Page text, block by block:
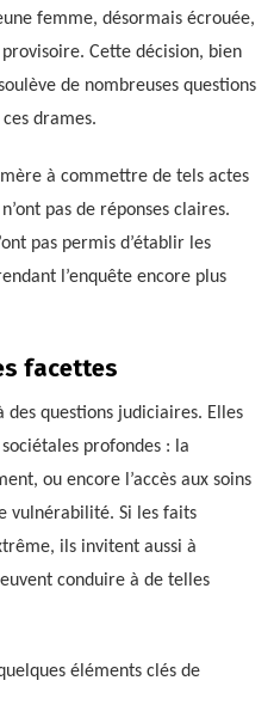
femme, désormais écrouée,
Cette décision, bien
de nombreuses questions
drames.
à commettre de tels actes
pas de réponses claires.
pas permis d’établir les
l’enquête encore plus
facettes
questions judiciaires. Elles
profondes : la
ou encore l’accès aux soins
vulnérabilité. Si les faits
ils invitent aussi à
conduire à de telles
éléments clés de